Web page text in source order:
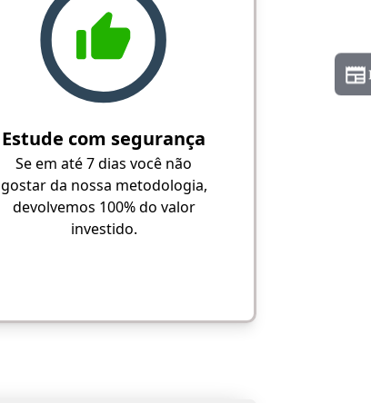
Estude com segurança
Se em até 7 dias você não
gostar da nossa metodologia,
devolvemos 100% do valor
investido.